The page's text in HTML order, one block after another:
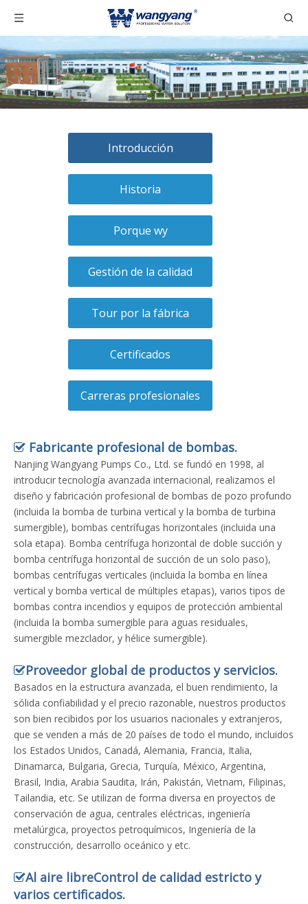
Introducción
Historia
Porque wy
Gestión de la calidad
Tour por la fábrica
Certificados
Carreras profesionales
 Fabricante profesional de bombas.
Nanjing Wangyang Pumps Co., Ltd. se fundó en 1998, al
introducir tecnología avanzada internacional, realizamos el
diseño y fabricación profesional de bombas de pozo profundo
(incluida la bomba de turbina vertical y la bomba de turbina
sumergible), bombas centrífugas horizontales (incluida una
sola etapa). Bomba centrífuga horizontal de doble succión y
bomba centrífuga horizontal de succión de un solo paso),
bombas centrífugas verticales (incluida la bomba en línea
vertical y bomba vertical de múltiples etapas), varios tipos de
bombas contra incendios y equipos de protección ambiental
(incluida la bomba sumergible para aguas residuales,
sumergible mezclador, y hélice sumergible).
Proveedor global de productos y servicios.
Basados ​​en la estructura avanzada, el buen rendimiento, la
sólida confiabilidad y el precio razonable, nuestros productos
son bien recibidos por los usuarios nacionales y extranjeros,
que se venden a más de 20 países de todo el mundo, incluidos
los Estados Unidos, Canadá, Alemania, Francia, Italia,
Dinamarca, Bulgaria, Grecia, Turquía, México, Argentina,
Brasil, India, Arabia Saudita, Irán, Pakistán, Vietnam, Filipinas,
Tailandia, etc. Se utilizan de forma diversa en proyectos de
conservación de agua, centrales eléctricas, ingeniería
metalúrgica, proyectos petroquímicos, Ingeniería de la
construcción, desarrollo oceánico y etc.
Al aire libreControl de calidad estricto y
varios certificados.